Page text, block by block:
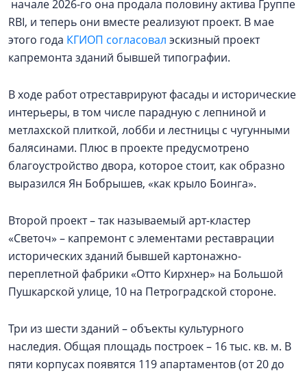
начале 2026-го она продала половину актива Группе
RBI, и теперь они вместе реализуют проект. В мае
этого года КГИОП согласовал эскизный проект
капремонта зданий бывшей типографии.
В ходе работ отреставрируют фасады и исторические
интерьеры, в том числе парадную с лепниной и
метлахской плиткой, лобби и лестницы с чугунными
балясинами. Плюс в проекте предусмотрено
благоустройство двора, которое стоит, как образно
выразился Ян Бобрышев, «как крыло Боинга».
Второй проект – так называемый арт-кластер
«Светоч» – капремонт с элементами реставрации
исторических зданий бывшей картонажно-
переплетной фабрики «Отто Кирхнер» на Большой
Пушкарской улице, 10 на Петроградской стороне.
Три из шести зданий – объекты культурного
наследия. Общая площадь построек – 16 тыс. кв. м. В
пяти корпусах появятся 119 апартаментов (от 20 до